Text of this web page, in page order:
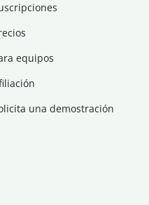
equipos
una demostración